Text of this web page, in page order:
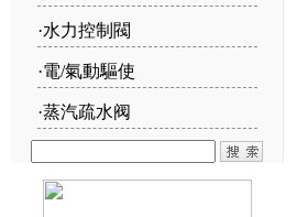
·水力控制閥
·電/氣動驅使
·蒸汽疏水阀